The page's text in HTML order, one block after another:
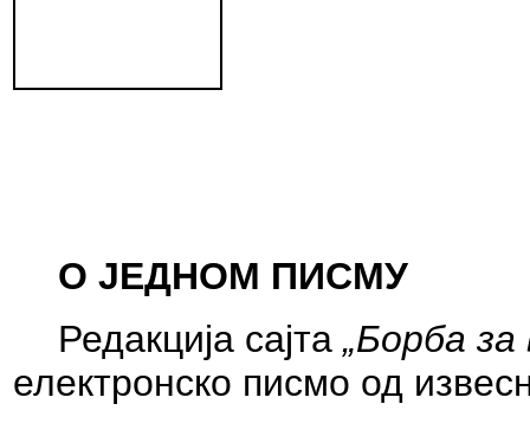
О ЈЕДНОМ ПИСМУ
Редакција сајта „Борба за
електронско писмо од